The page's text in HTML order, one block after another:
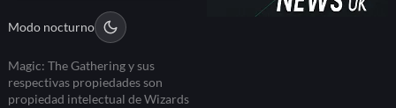
Modo nocturno
Magic: The Gathering y sus
respectivas propiedades son
propiedad intelectual de Wizards